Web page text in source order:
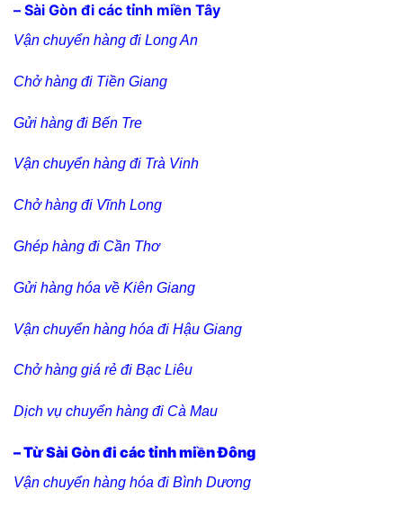
– Sài Gòn đi các tỉnh miền Tây
Vận chuyển hàng đi Long An
Chở hàng đi Tiền Giang
Gửi hàng đi Bến Tre
Vận chuyển hàng đi Trà Vinh
Chở hàng đi Vĩnh Long
Ghép hàng đi Cần Thơ
Gửi hàng hóa về Kiên Giang
Vận chuyển hàng hóa đi Hậu Giang
Chở hàng giá rẻ đi Bạc Liêu
Dịch vụ chuyển hàng đi Cà Mau
– Từ Sài Gòn đi các tỉnh miền Đông
Vận chuyển hàng hóa đi Bình Dương